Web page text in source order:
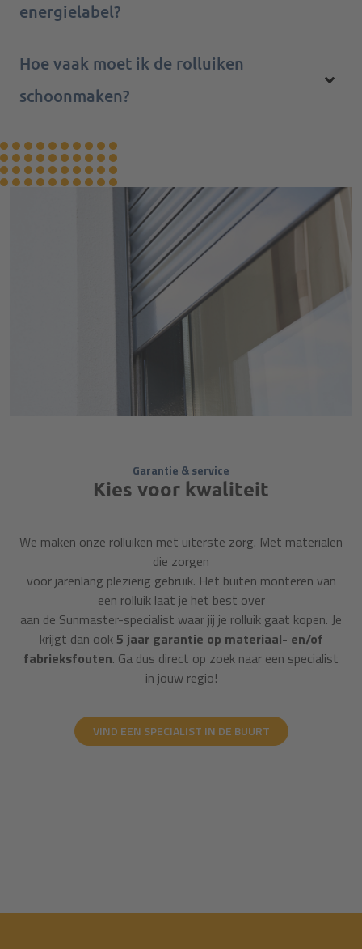
energielabel?
Hoe vaak moet ik de rolluiken
schoonmaken?
Garantie & service
Kies voor kwaliteit
We maken onze rolluiken met uiterste zorg. Met materialen
die zorgen
voor jarenlang plezierig gebruik. Het buiten monteren van
een rolluik laat je het best over
aan de Sunmaster-specialist waar jij je rolluik gaat kopen. Je
krijgt dan ook 5 jaar garantie op materiaal- en/of
fabrieksfouten. Ga dus direct op zoek naar een specialist
in jouw regio!
VIND EEN SPECIALIST IN DE BUURT